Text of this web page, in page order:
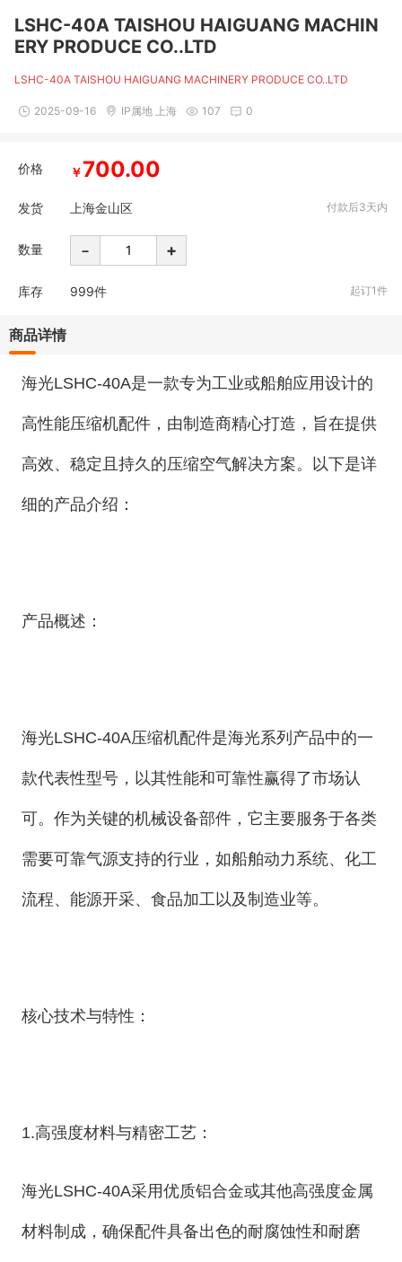
LSHC-40A TAISHOU HAIGUANG MACHIN
ERY PRODUCE CO..LTD
LSHC-40A TAISHOU HAIGUANG MACHINERY PRODUCE CO..LTD
2025-09-16 IP属地 上海 107 0
价格 ￥700.00
发货 上海金山区 付款后3天内
数量 - +
库存 999件 起订1件
商品详情
海光LSHC-40A是一款专为工业或船舶应用设计的
高性能压缩机配件，由制造商精心打造，旨在提供
高效、稳定且持久的压缩空气解决方案。以下是详
细的产品介绍：
产品概述：
海光LSHC-40A压缩机配件是海光系列产品中的一
款代表性型号，以其性能和可靠性赢得了市场认
可。作为关键的机械设备部件，它主要服务于各类
需要可靠气源支持的行业，如船舶动力系统、化工
流程、能源开采、食品加工以及制造业等。
核心技术与特性：
1.高强度材料与精密工艺：
海光LSHC-40A采用优质铝合金或其他高强度金属
材料制成，确保配件具备出色的耐腐蚀性和耐磨